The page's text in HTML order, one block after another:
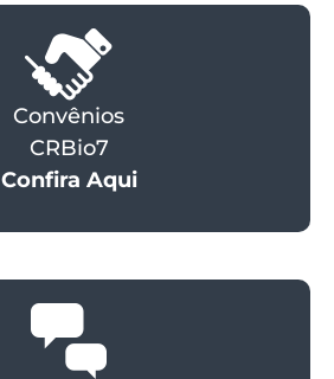
Convênios
CRBio7
Confira Aqui